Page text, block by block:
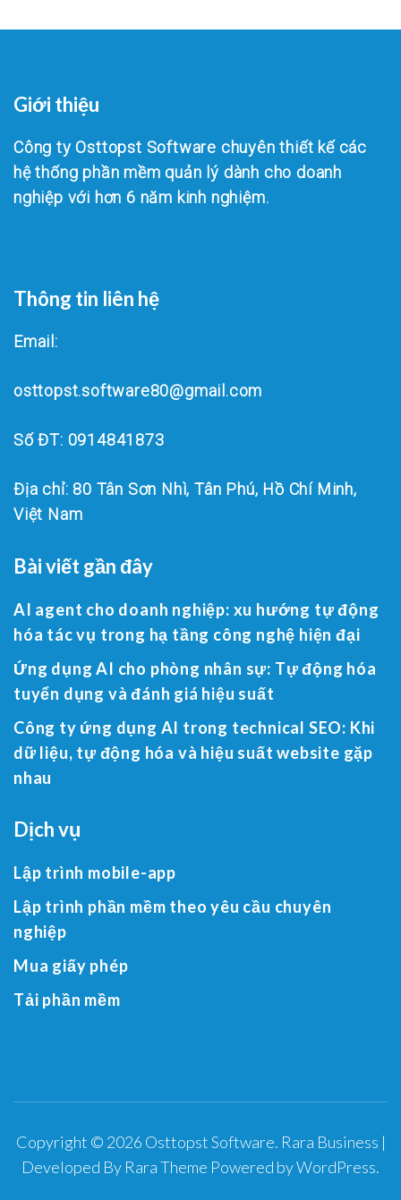
Giới thiệu
Công ty Osttopst Software chuyên thiết kế các
hệ thống phần mềm quản lý dành cho doanh
nghiệp với hơn 6 năm kinh nghiệm.
Thông tin liên hệ
Email:
osttopst.software80@gmail.com
Số ĐT: 0914841873
Địa chỉ: 80 Tân Sơn Nhì, Tân Phú, Hồ Chí Minh,
Việt Nam
Bài viết gần đây
AI agent cho doanh nghiệp: xu hướng tự động
hóa tác vụ trong hạ tầng công nghệ hiện đại
Ứng dụng AI cho phòng nhân sự: Tự động hóa
tuyển dụng và đánh giá hiệu suất
Công ty ứng dụng AI trong technical SEO: Khi
dữ liệu, tự động hóa và hiệu suất website gặp
nhau
Dịch vụ
Lập trình mobile-app
Lập trình phần mềm theo yêu cầu chuyên
nghiệp
Mua giấy phép
Tải phần mềm
Copyright © 2026 Osttopst Software. Rara Business |
Developed By Rara Theme Powered byWordPress.